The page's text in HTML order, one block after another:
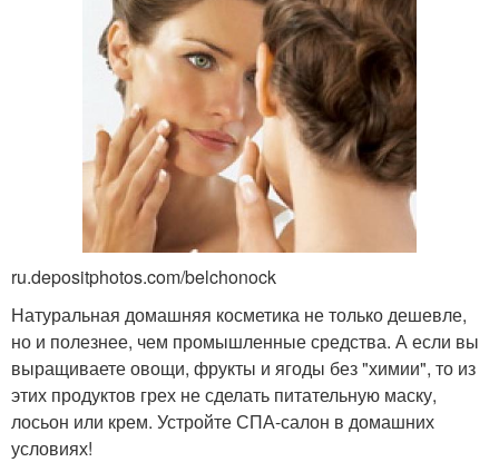
ru.depositphotos.com/belchonock
Натуральная домашняя косметика не только дешевле,
но и полезнее, чем промышленные средства. А если вы
выращиваете овощи, фрукты и ягоды без "химии", то из
этих продуктов грех не сделать питательную маску,
лосьон или крем. Устройте СПА-салон в домашних
условиях!